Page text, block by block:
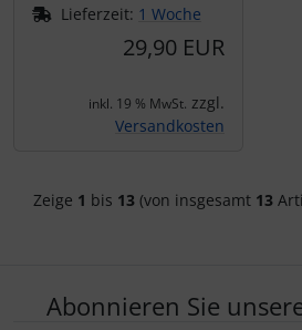
Lieferzeit: 1 Woche
29,90 EUR
inkl. 19 % MwSt. zzgl.
Versandkosten
Zeige 1 bis 13(von insgesamt 13
Abonnieren Sie